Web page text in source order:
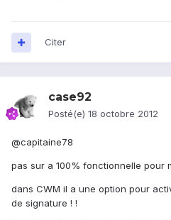
Citer
case92
Posté(e) 18 octobre 2012
@capitaine78
pas sur a 100% fonctionnelle pour
dans CWM il a une option pour
de signature ! !